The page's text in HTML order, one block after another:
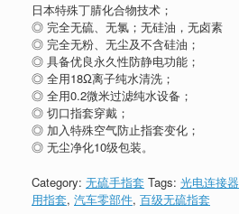
日本特殊丁腈化合物技术；
◎ 完全无硫、无氯；无硅油，无卤素
◎ 完全无粉、无尘及不含硅油；
◎ 具备优良永久性防静电功能；
◎ 全用18Ω离子纯水清洗；
◎ 全用0.2微米过滤纯水设备；
◎ 切口指套穿戴；
◎ 加入特殊空气防止指套变化；
◎ 无尘净化10级包装。
Category: 无硫手指套 Tags: 光电连接器
用指套, 汽车零部件, 百级无硫指套